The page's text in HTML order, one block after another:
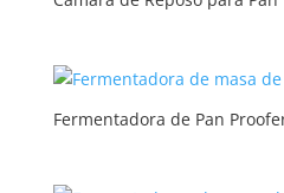
Fermentadora de Pan